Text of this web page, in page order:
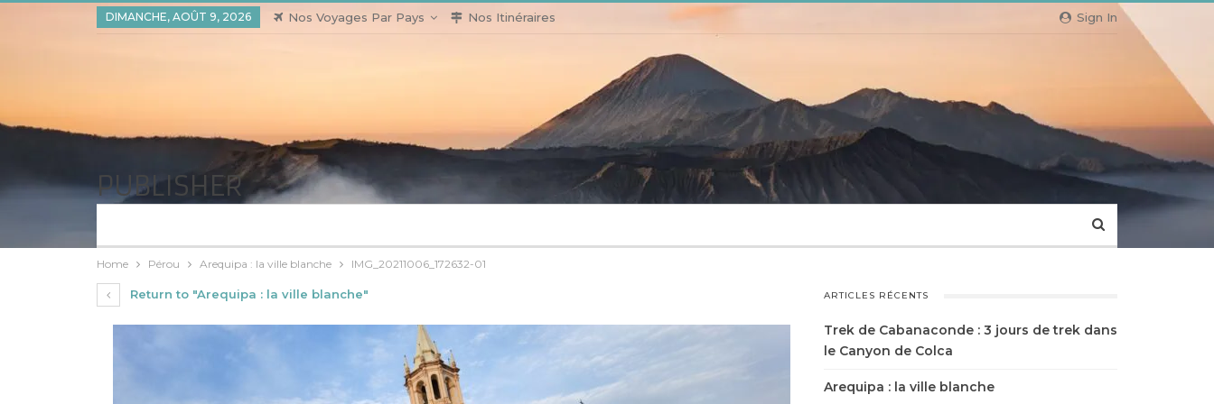
Sign In
DIMANCHE, AOÛT 9, 2026 Nos Voyages Par Pays Nos Itinéraires
PUBLISHER
Home Pérou Arequipa : la ville blanche IMG_20211006_172632-01
Return to "Arequipa : la ville blanche" ARTICLES RÉCENTS
Trek de Cabanaconde : 3 jours de trek dans
le Canyon de Colca
Arequipa : la ville blanche